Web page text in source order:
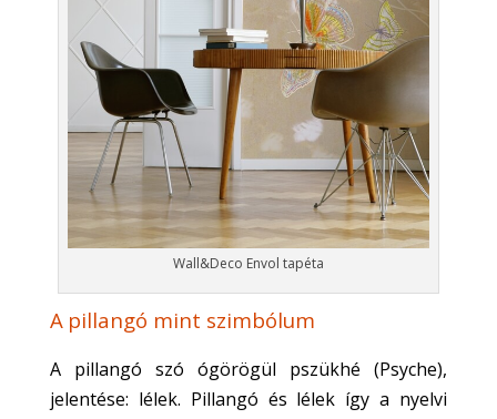
Wall&Deco Envol tapéta
A pillangó mint szimbólum
A pillangó szó ógörögül pszükhé (Psyche),
jelentése: lélek. Pillangó és lélek így a nyelvi